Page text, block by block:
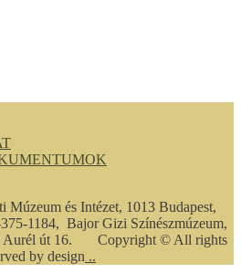
Múzeum és Intézet, 1013 Budapest,
1184, Bajor Gizi Színészmúzeum,
Aurél út 16. Copyright © All rights
by design ..